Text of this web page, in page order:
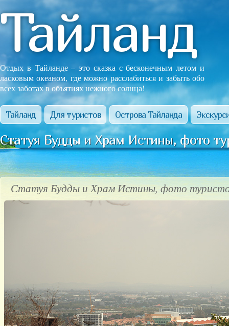
Тайланд
Отдых в Тайланде – это сказка с бесконечным летом и
ласковым океаном, где можно расслабиться и забыть обо
всех заботах в объятиях нежного солнца!
Тайланд Для туристов Острова Тайланда
Статуя Будды и Храм Истины, фото
Статуя Будды и Храм Истины, фото